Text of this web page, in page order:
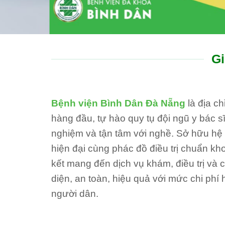
Bệnh viện Bình Dân Đà Nẵng là địa
hàng đầu, tự hào quy tụ đội ngũ y bác
nghiệm và tận tâm với nghề. Sở hữu
hiện đại cùng phác đồ điều trị chuẩn
kết mang đến dịch vụ khám, điều trị và
diện, an toàn, hiệu quả với mức chi phí
người dân.